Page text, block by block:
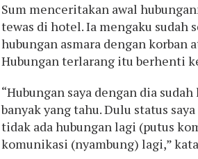
Sum menceritakan awal
tewas di hotel. Ia mengaku
hubungan asmara dengan korban
Hubungan terlarang itu berhenti
“Hubungan saya dengan dia
banyak yang tahu. Dulu status
tidak ada hubungan lagi (putus
komunikasi (nyambung) lagi,”